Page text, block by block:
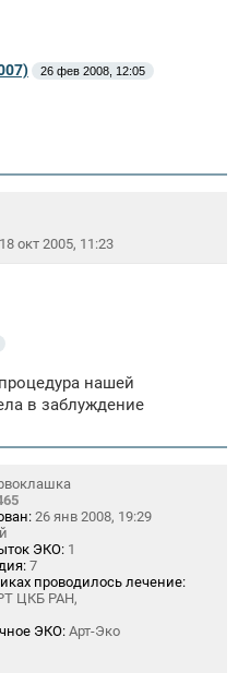
26 фев 2008, 12:05
18 окт 2005, 11:23
нашей
в заблуждение
26 янв 2008, 19:29
ЭКО: 1
7
проводилось лечение:
ЦКБ РАН,
ЭКО: Арт-Эко